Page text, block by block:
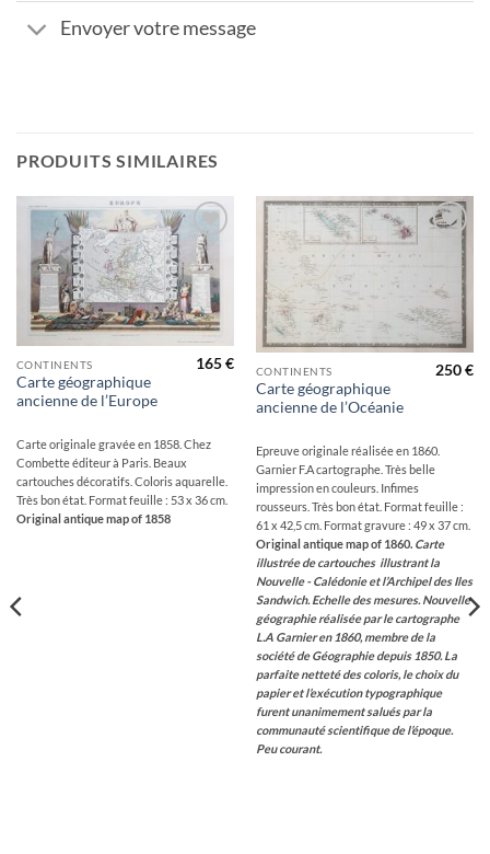
Envoyer votre message
PRODUITS SIMILAIRES
Ajouter
à la
wishlist
CONTINENTS
Carte géographique
ancienne de l’Europe
165€
Carte originale gravée en 1858. Chez
Combette éditeur à Paris. Beaux
cartouches décoratifs. Coloris aquarelle.
Très bon état. Format feuille : 53 x 36 cm.
Original antique map of 1858
Ajouter
wishlist
CONTINENTS
Carte géographique
ancienne de l’Océanie
250€
Epreuve originale réalisée en 1860.
Garnier F.A cartographe. Très belle
impression en couleurs. Infimes
rousseurs. Très bon état. Format feuille :
61 x 42,5 cm. Format gravure : 49 x 37 cm.
Original antique map of 1860. Carte
illustrée de cartouches illustrant la
Nouvelle - Calédonie et l’Archipel des Iles
Sandwich. Echelle des mesures. Nouvelle
géographie réalisée par le cartographe
L.A Garnier en 1860, membre de la
société de Géographie depuis 1850. La
parfaite netteté des coloris, le choix du
papier et l’exécution typographique
furent unanimement salués par la
communauté scientifique de l’époque.
Peu courant.